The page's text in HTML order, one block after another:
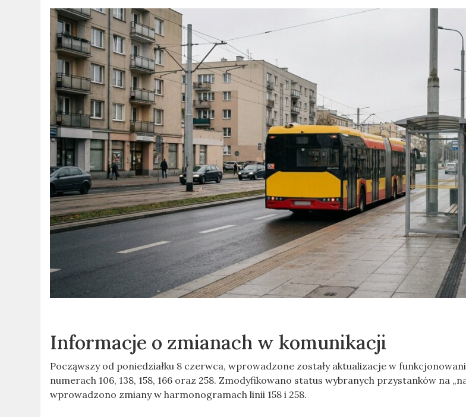
Informacje o zmianach w komunikacji
Począwszy od poniedziałku 8 czerwca, wprowadzone zostały aktualizacje w
numerach 106, 138, 158, 166 oraz 258. Zmodyfikowano status wybranych przystanków na
wprowadzono zmiany w harmonogramach linii 158 i 258.